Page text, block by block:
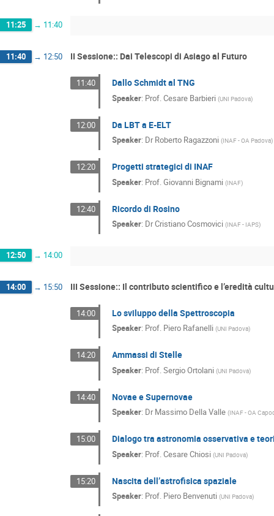
11:25 → 11:40
11:40 → 12:50 II Sessione:: Dai Telescopi di Asiago al Futuro
11:40 Dallo Schmidt al TNG
Speaker: Prof.Cesare Barbieri (UNI Padova)
12:00 Da LBT a E-ELT
Speaker: DrRoberto Ragazzoni (INAF - OA Padova)
12:20 Progetti strategici di INAF
Speaker: Prof.Giovanni Bignami (INAF)
12:40 Ricordo di Rosino
Speaker: DrCristiano Cosmovici (INAF - IAPS)
12:50 → 14:00
14:00 → 15:50 III Sessione:: Il contributo scientifico e l’eredità
14:00 Lo sviluppo della Spettroscopia
Speaker: Prof. Piero Rafanelli (UNI Padova)
14:20 Ammassi di Stelle
Speaker: Prof.Sergio Ortolani (UNI Padova)
14:40 Novae e Supernovae
Speaker: DrMassimo Della Valle (INAF - OA
15:00 Dialogo tra astronomia osservativa e
Speaker: Prof.Cesare Chiosi (UNI Padova)
15:20 Nascita dell’astrofisica spaziale
Speaker: Prof. Piero Benvenuti (UNI Padova)